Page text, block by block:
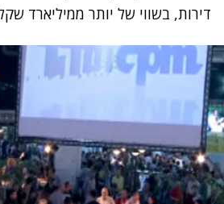
דירות, בשווי של יותר ממיליארד